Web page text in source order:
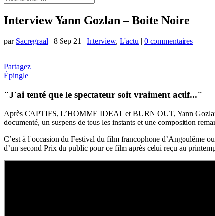
Interview Yann Gozlan – Boite Noire
par Sacregraal | 8 Sep 21 | Interview, L'actu | 0 commentaires
Partagez
Épingle
"J'ai tenté que le spectateur soit vraiment actif..."
Après CAPTIFS, L’HOMME IDEAL et BURN OUT, Yann
documenté, un suspens de tous les instants et une composition
C’est à l’occasion du Festival du film francophone d’Angoulême
d’un second Prix du public pour ce film après celui reçu au